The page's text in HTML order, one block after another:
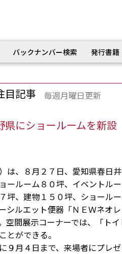
バックナンバー検索 発行書籍
目記事 毎週月曜日更新
にショールームを新
は、８月２７日、愛知県春日
ールーム８０坪、イベントル
坪、建物１５０坪、ショール
シルエット便器「ＮＥＷネオ
空間展示コーナーでは、「ト
とができる。
９月４日まで、来場者にプレ